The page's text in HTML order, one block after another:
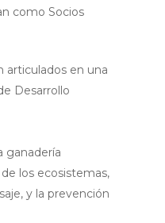
como Socios
articulados en una
Desarrollo
ganadería
los ecosistemas,
y la prevención